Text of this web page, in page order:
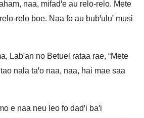
naa, mifadꞌe au relo-relo. Mete
relo boe. Naa fo au bubꞌuluꞌ musi
Labꞌan no Betuel rataa rae, “Mete
nala taꞌo naa, naa, hai mae saa
e naa neu leo fo dadꞌi baꞌi